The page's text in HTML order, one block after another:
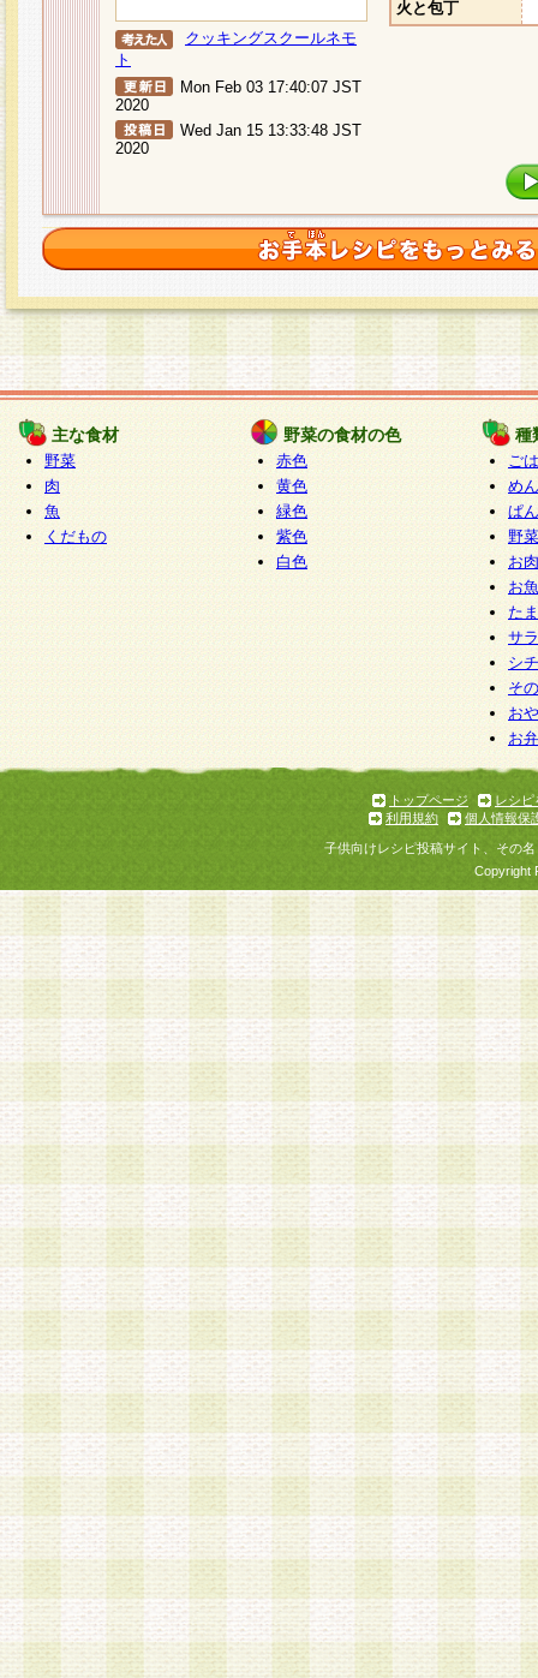
クッキングスクールネモ
ト
Mon Feb 03 17:40:07 JST
2020
Wed Jan 15 13:33:48 JST
2020
火と包丁
主な食材
野菜
肉
魚
くだもの
野菜の食材の色
赤色
黄色
緑色
紫色
白色
種
ご
めん
ぱん
野
お
お
た
サ
シ
そ
お
お
トップページ
レシピ
利用規約
個人情報保
子供向けレシピ投稿サイト、その
Copyright